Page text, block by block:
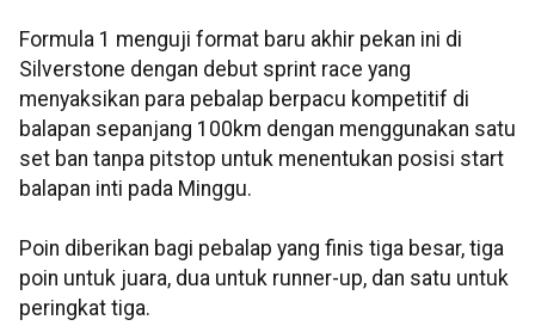
Formula 1 menguji format baru akhir pekan ini di
Silverstone dengan debut sprint race yang
menyaksikan para pebalap berpacu kompetitif di
balapan sepanjang 100km dengan menggunakan satu
set ban tanpa pitstop untuk menentukan posisi start
balapan inti pada Minggu.
Poin diberikan bagi pebalap yang finis tiga besar, tiga
poin untuk juara, dua untuk runner-up, dan satu untuk
peringkat tiga.